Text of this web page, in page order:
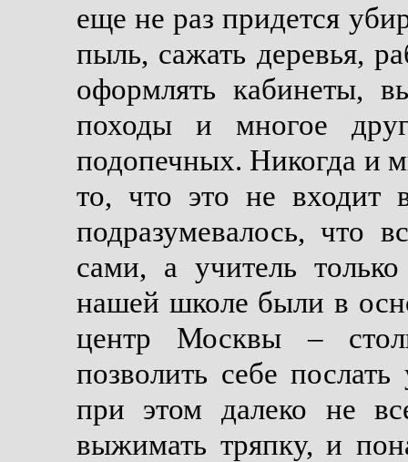
еще не раз придется
пыль, сажать деревья,
оформлять кабинеты,
походы и многое
подопечных. Никогда и
то, что это не входит
подразумевалось, что
сами, а учитель
нашей школе были в
центр Москвы –
позволить себе
при этом далеко не
выжимать тряпку, и